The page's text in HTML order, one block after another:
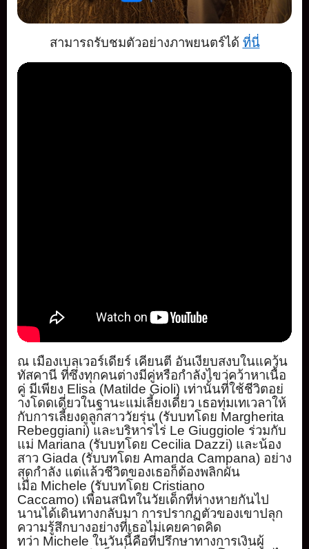
สามารถรับชมตัวอย่างภาพยนตร์ได้ ที่นี่
ณ เมืองเบลเวอร์เดียร์ เคียนตี อันเงียบสงบในแคว้น
ทัสคานี ที่ซึ่งทุกคนต่างมีคู่หรือกำลังไขว่คว้าหาเนื้อ
คู่ มีเพียง Elisa (Matilde Gioli) เท่านั้นที่ใช้ชีวิตอย่
างโดดเดี่ยวในฐานะแม่เลี้ยงเดี่ยว เธอทุ่มเทเวลาให้
กับการเลี้ยงดูลูกสาววัยรุ่น (รับบทโดย Margherita
Rebeggiani) และบริหารไร่ Le Giuggiole ร่วมกับ
แม่ Mariana (รับบทโดย Cecilia Dazzi) และน้อง
สาว Giada (รับบทโดย Amanda Campana) อย่าง
สุดกำลัง แต่แล้วชีวิตของเธอก็ต้องพลิกผัน
เมื่อ Michele (รับบทโดย Cristiano
Caccamo) เพื่อนสนิทในวัยเด็กที่ห่างหายกันไป
นานได้เดินทางกลับมา การปรากฏตัวของเขาปลุก
ความรู้สึกบางอย่างที่เธอไม่เคยคาดคิด
ทว่า Michele ในวันนี้คือที่ปรึกษาทางการเงินผู้